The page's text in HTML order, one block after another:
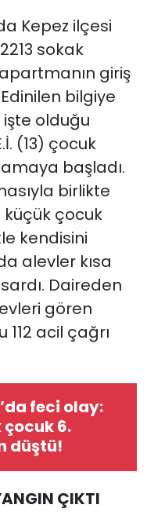
Kepez ilçesi
sokak
giriş
bilgiye
işte olduğu
(13) çocuk
başladı.
birlikte
çocuk
kendisini
alevler kısa
Daireden
gören
acil çağrı
feci olay:
çocuk 6.
düştü!
ÇIKTI